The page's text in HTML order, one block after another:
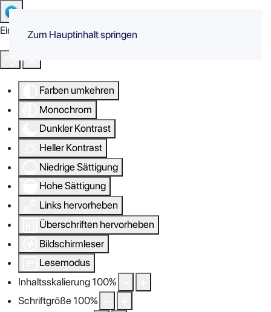
Eingabehilfen öffnen
Farben umkehren
Monochrom
Dunkler Kontrast
Heller Kontrast
Niedrige Sättigung
Hohe Sättigung
Links hervorheben
Überschriften hervorheben
Bildschirmleser
Lesemodus
Inhaltsskalierung100%
Schriftgröße100%
Zum Hauptinhalt springen